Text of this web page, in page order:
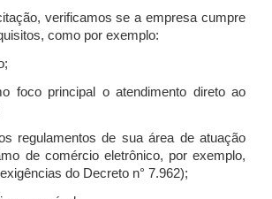
verificamos se a empresa cumpre
como por exemplo:
principal o atendimento direto ao
de sua área de atuação
de comércio eletrônico, por exemplo,
do Decreto n° 7.962);